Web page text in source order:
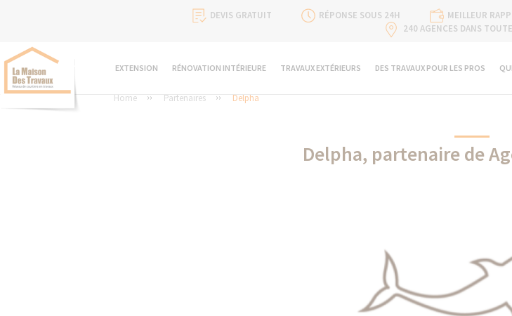
DEVIS GRATUIT RÉPONSE SOUS 24H MEILLEUR
240 AGENCES DANS
EXTENSION RÉNOVATION INTÉRIEURE TRAVAUX EXTÉRIEURS DES TRAVAUX POUR LES PROS
Home Partenaires Delpha
Delpha, partenaire de
Delpha partenaire de La